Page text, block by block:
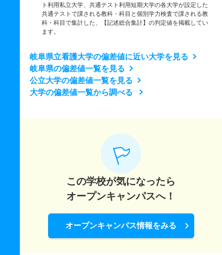
ト利用私立大学、共通テスト利用短期大学の各大学が設定した
共通テストで課される教科・科目と個別学力検査で課される教
科・科目で集計した、【記述総合集計】の判定値を掲載してい
ます。
岐阜県立看護大学の偏差値に近い大学を見る
岐阜県の偏差値一覧を見る
公立大学の偏差値一覧を見る
大学の偏差値一覧から調べる
この学校が気になったら
オープンキャンパスへ！
オープンキャンパス情報をみる